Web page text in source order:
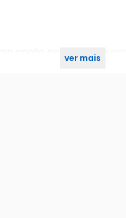
opção para quem
ver mais